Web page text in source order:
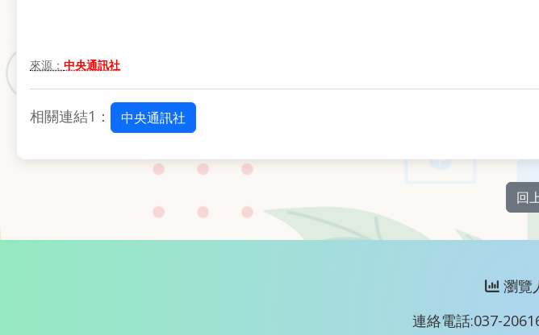
來源： 中央通訊社
相關連結1： 中央通訊社
回
瀏覽
連絡電話:037-